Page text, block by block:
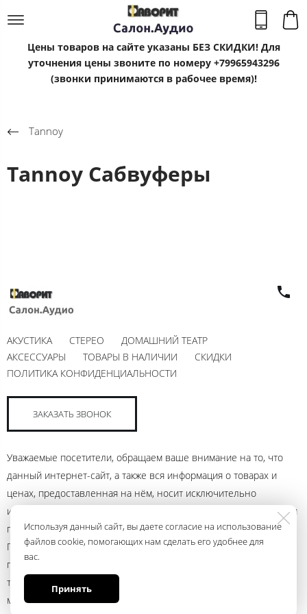
Цены товаров на сайте указаны БЕЗ СКИДКИ! Для
уточнения цены звоните по номеру +79965943296
(звонки принимаются в рабочее время)!
Tannoy
Tannoy Сабвуферы
Используя данный сайт, вы даете согласие на использование
файлов cookie, помогающих нам сделать его удобнее для
вас.
Принять
АКУСТИКА СТЕРЕО
ДОМАШНИЙ ТЕАТР
АКСЕССУАРЫ
ТОВАРЫ В НАЛИЧИИ
СКИДКИ
ПОЛИТИКА КОНФИДЕНЦИАЛЬНОСТИ
ЗАКАЗАТЬ ЗВОНОК
Уважаемые посетители, обращаем ваше внимание на то, что
данный интернет-сайт, а также вся информация о товарах и
ценах, предоставленная на нём, носит исключительно
информационный характер и ни при каких условиях не является
публичной офертой, определяемой положениями Статьи 437
Гражданского кодекса Российской Федерации. Для получения
подробной информации о наличии и стоимости указанных
товаров и (или) услуг, пожалуйста, обращайтесь к менеджеру
магазина с помощью электронной почты andrey@ural.audio или